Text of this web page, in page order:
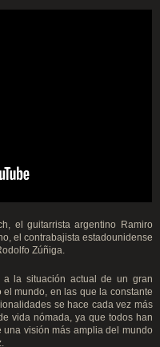
el guitarrista argentino Ramiro
el contrabajista estadounidense
Zúñiga.
a la situación actual de un gran
mundo, en las que la constante
se hace cada vez más
vida nómada, ya que todos han
visión más amplia del mundo